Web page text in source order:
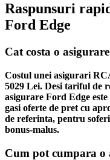
Raspunsuri
Ford Edge
Cat costa o
Costul unei asigurari
5029 Lei. Desi tariful de
asigurare Ford Edge
gasi oferte de pret cu
de referinta, pentru
bonus-malus.
Cum pot cumpara o